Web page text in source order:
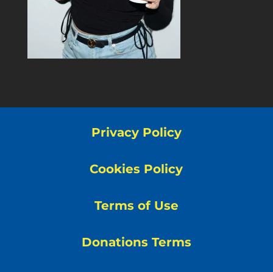
Privacy Policy
Cookies Policy
Terms of Use
Donations Terms